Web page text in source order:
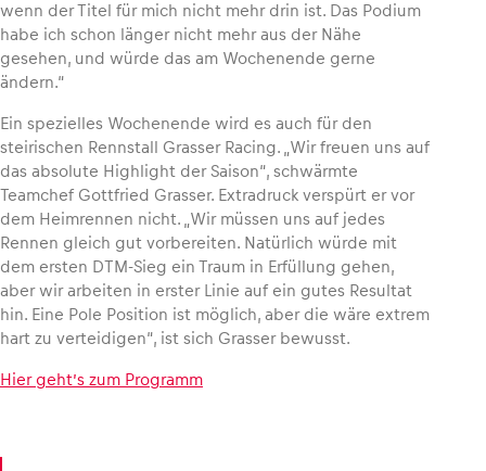
wenn der Titel für mich nicht mehr drin ist. Das Podium
habe ich schon länger nicht mehr aus der Nähe
gesehen, und würde das am Wochenende gerne
ändern.“
Ein spezielles Wochenende wird es auch für den
steirischen Rennstall Grasser Racing. „Wir freuen uns auf
das absolute Highlight der Saison“, schwärmte
Teamchef Gottfried Grasser. Extradruck verspürt er vor
dem Heimrennen nicht. „Wir müssen uns auf jedes
Rennen gleich gut vorbereiten. Natürlich würde mit
dem ersten DTM-Sieg ein Traum in Erfüllung gehen,
aber wir arbeiten in erster Linie auf ein gutes Resultat
hin. Eine Pole Position ist möglich, aber die wäre extrem
hart zu verteidigen“, ist sich Grasser bewusst.
Hier geht’s zum Programm